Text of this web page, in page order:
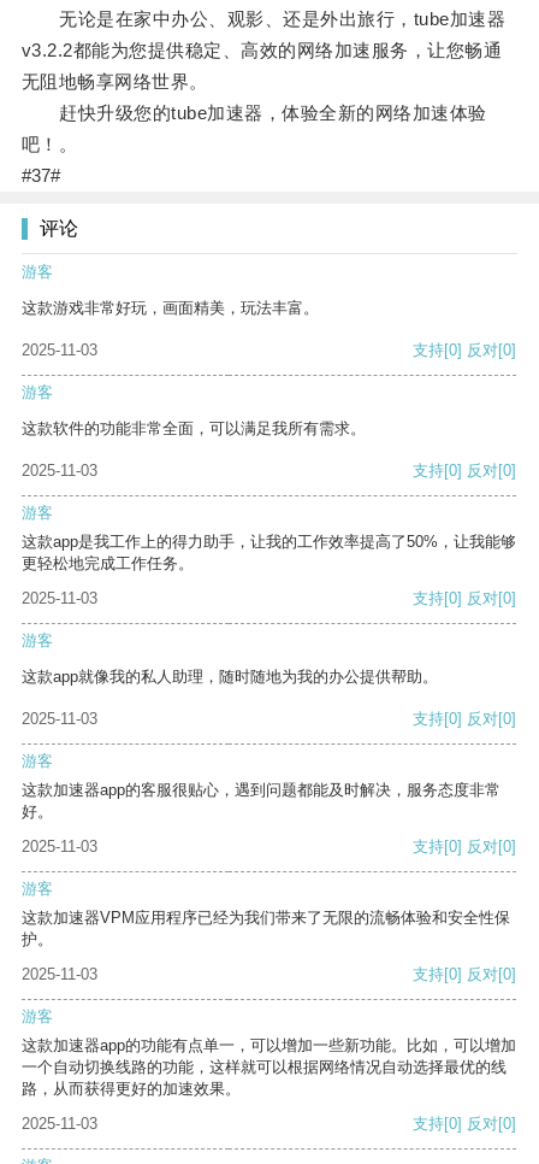
无论是在家中办公、观影、还是外出旅行，tube加速器
v3.2.2都能为您提供稳定、高效的网络加速服务，让您畅通
无阻地畅享网络世界。
赶快升级您的tube加速器，体验全新的网络加速体验
吧！。
#37#
评论
游客
这款游戏非常好玩，画面精美，玩法丰富。
2025-11-03 支持[0] 反对[0]
游客
这款软件的功能非常全面，可以满足我所有需求。
2025-11-03 支持[0] 反对[0]
游客
这款app是我工作上的得力助手，让我的工作效率提高了50%，让我能够
更轻松地完成工作任务。
2025-11-03
支持[0] 反对[0]
游客
这款app就像我的私人助理，随时随地为我的办公提供帮助。
2025-11-03 支持[0] 反对[0]
游客
这款加速器app的客服很贴心，遇到问题都能及时解决，服务态度非常
好。
2025-11-03
支持[0] 反对[0]
游客
这款加速器VPM应用程序已经为我们带来了无限的流畅体验和安全性保
护。
2025-11-03
支持[0] 反对[0]
游客
这款加速器app的功能有点单一，可以增加一些新功能。比如，可以增加
一个自动切换线路的功能，这样就可以根据网络情况自动选择最优的线
路，从而获得更好的加速效果。
2025-11-03
支持[0] 反对[0]